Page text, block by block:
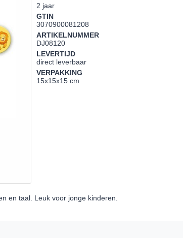
2 jaar
GTIN
3070900081208
ARTIKELNUMMER
DJ08120
LEVERTIJD
direct leverbaar
VERPAKKING
15x15x15 cm
en taal. Leuk voor jonge kinderen.